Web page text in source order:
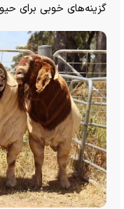
گزینه‌های خوبی برای